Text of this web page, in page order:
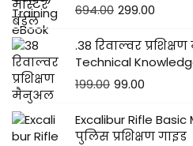
694.00 299.00
.38 रिवाल्वर
Technical
199.00 99.00
Excalibur Rifle
पुलिस प्रशिक्षण गाइड